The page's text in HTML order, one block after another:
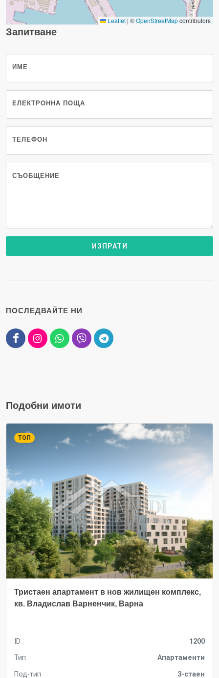
Leaflet | ©OpenStreetMapcontributors
Запитване
ИМЕ
ЕЛЕКТРОННА ПОЩА
ТЕЛЕФОН
СЪОБЩЕНИЕ
ПОСЛЕДВАЙТЕ НИ
Подобни имоти
ТОП
Тристаен апартамент в нов жилищен комплекс,
кв. Владислав Варненчик, Варна
ID
1200
Тип
Апартаменти
Под-тип
3-стаен